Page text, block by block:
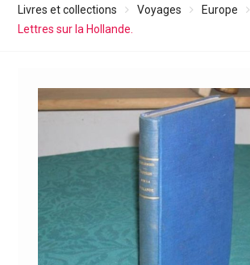
Livres et collections Voyages
Europe
Lettres sur la Hollande.